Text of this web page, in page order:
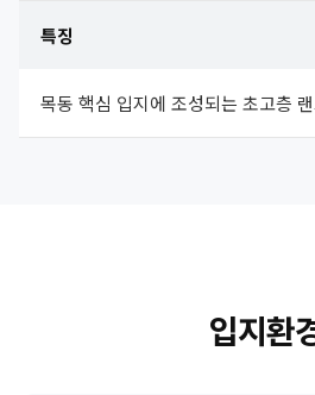
특징
목동 핵심 입지에 조성되는 초고층
입지환